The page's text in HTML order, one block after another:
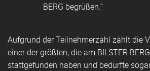
BERG begrüßen.“
Aufgrund der Teilnehmerzahl zählt die
einer der größten, die am BILSTER
stattgefunden haben und bedurfte